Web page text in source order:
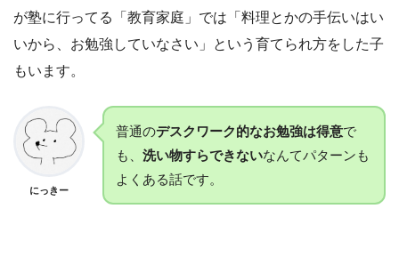
が塾に行ってる「教育家庭」では「料理とかの手伝いはい
いから、お勉強していなさい」という育てられ方をした子
もいます。
にっきー
普通のデスクワーク的なお勉強は得意で
も、 洗い物すらできないなんてパターンも
よくある話です。